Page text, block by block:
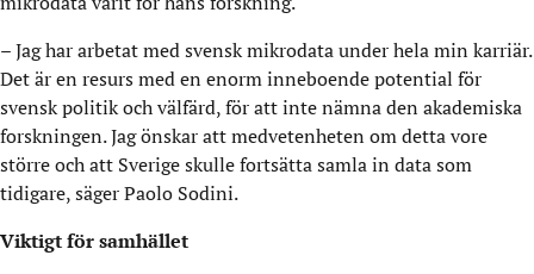
– Jag har arbetat med svensk mikrodata under hela min karriär.
Det är en resurs med en enorm inneboende potential för
svensk politik och välfärd, för att inte nämna den akademiska
forskningen. Jag önskar att medvetenheten om detta vore
större och att Sverige skulle fortsätta samla in data som
tidigare, säger Paolo Sodini.
Viktigt för samhället